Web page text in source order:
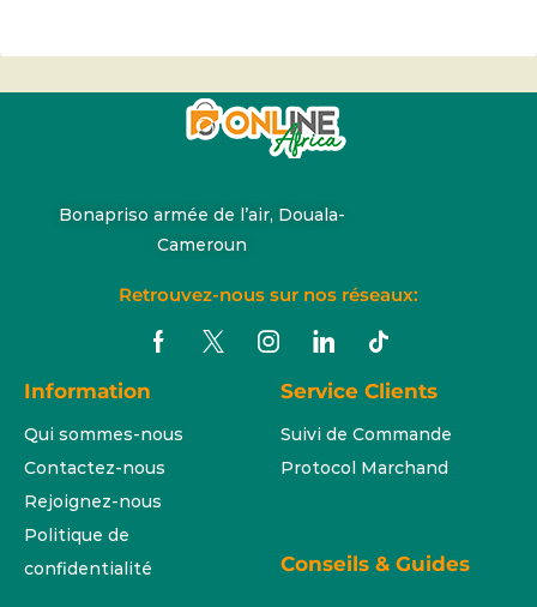
Bonapriso armée de l’air, Douala-
Cameroun
Retrouvez-nous sur nos réseaux:
Information
Qui sommes-nous
Contactez-nous
Rejoignez-nous
Politique de
confidentialité
Service Clients
Suivi de Commande
Protocol Marchand
Conseils & Guides